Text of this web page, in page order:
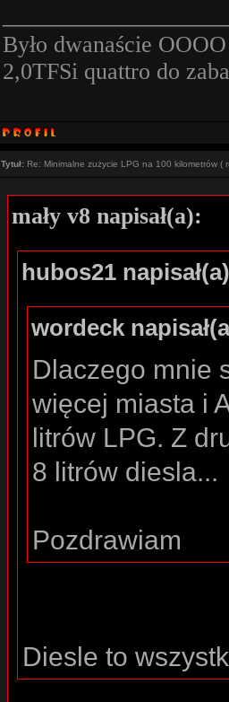
Było dwanaście
2,0TFSi quattro do
Tytuł: Re: Minimalne zużycie LPG na 100 kilometrów (
mały v8 napisał(a):
hubos21
wordeck
Dlaczego mnie
więcej miasta i
litrów LPG. Z
8 litrów diesla...
Pozdrawiam
Diesle to